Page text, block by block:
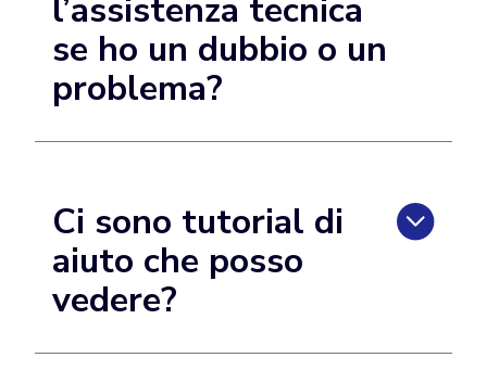
l’assistenza tecnica
se ho un dubbio o un
problema?
Ci sono tutorial di
aiuto che posso
vedere?